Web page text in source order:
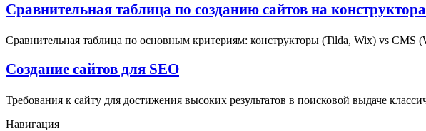
Сравнительная таблица по созданию сайтов на
Сравнительная таблица по основным критериям: конструкторы (Tilda, Wix) vs CMS
Создание сайтов для SEO
Требования к сайту для достижения высоких результатов в поисковой выдаче
Навигация